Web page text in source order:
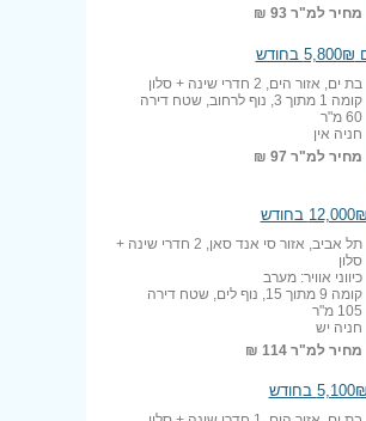
מחיר למ"ר93 ₪
בת ים, אזור הים, 2 חדרי שינה + סלון
קומה 1 מתוך 3, נוף לרחוב, שטח דירה
60 מ"ר
חניה אין
מחיר למ"ר 97 ₪
תל אביב, אזור סי אנד סאן, 2 חדרי שינה +
סלון
כיווני אוויר: מערב
קומה 9 מתוך 15, נוף לים, שטח דירה
105 מ"ר
חניה יש
מחיר למ"ר114 ₪